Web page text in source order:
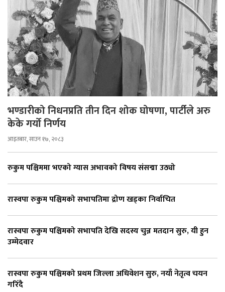
भण्डारीको निधनप्रति तीन दिन शोक घोषणा, पार्टीले अरु
केके गर्यो निर्णय
आइतबार, साउन १७, २०८३
रुकुम पश्चिममा भएको ग्यास अभावको विषय संसद्मा उठ्यो
रास्वपा रुकुम पश्चिमको सभापतिमा द्रोण खड्का निर्वाचित
रास्वपा रुकुम पश्चिमको सभापति देखि सदस्य चुन्न मतदान सुरु, यी हुन
उम्मेदवार
रास्वपा रुकुम पश्चिमको प्रथम जिल्ला अधिवेशन सुरु, नयाँ नेतृत्व चयन
गरिँदै